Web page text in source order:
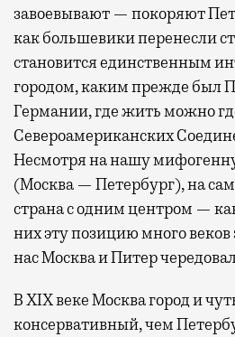
завоевывают — покоряют
как большевики перенесли
становится единственным
городом, каким прежде был
Германии, где жить можно
Североамериканских
Несмотря на нашу
(Москва — Петербург), на
страна с одним центром —
них эту позицию много
нас Москва и Питер
В XIX веке Москва город и
консервативный, чем